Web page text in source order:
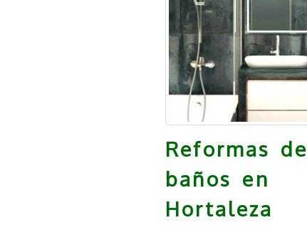
Reformas de
baños en
Hortaleza